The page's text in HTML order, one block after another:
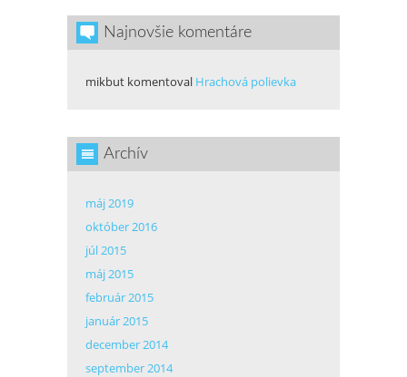
Najnovšie komentáre
mikbut komentoval Hrachová polievka
Archív
máj 2019
október 2016
júl 2015
máj 2015
február 2015
január 2015
december 2014
september 2014